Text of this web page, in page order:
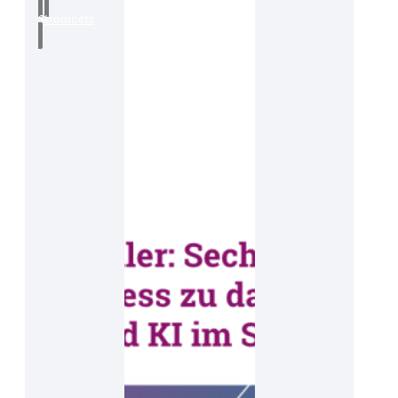
Stromnetz